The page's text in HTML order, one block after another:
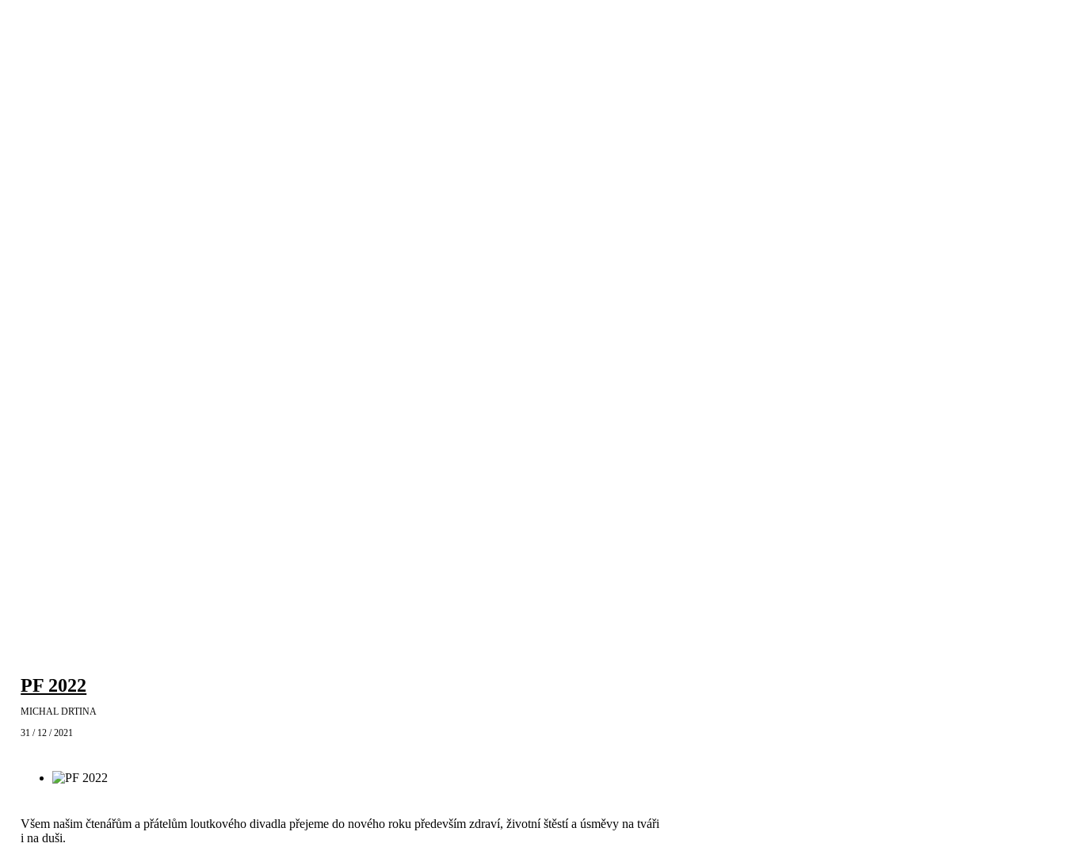
PF 2022
MICHAL DRTINA
31 / 12 / 2021
Všem našim čtenářům a přátelům loutkového divadla přejeme do nového roku především zdraví, životní štěstí a úsměvy na tváři
i na duši.